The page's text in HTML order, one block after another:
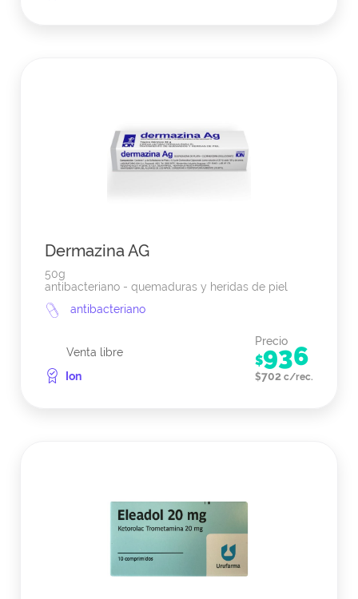
Dermazina AG
50g
antibacteriano - quemaduras y heridas de piel
antibacteriano
Venta libre
Ion
Precio
$936
$702 c/rec.